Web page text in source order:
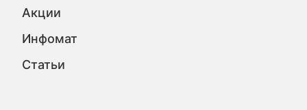
Акции
Инфомат
Статьи